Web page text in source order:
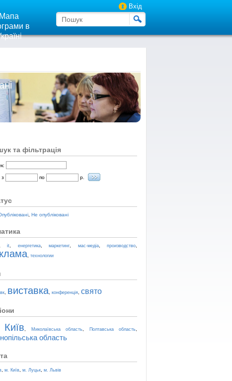
Вхід
Мапа
в
та фільтрація
з по р.
Не опубліковані
,it енергетика,маркетинг мас-медіа,производство
технологии
виставка конференція свято
Миколаївська область Полтавська область
область
м. Київ м. Луцьк м. Львів